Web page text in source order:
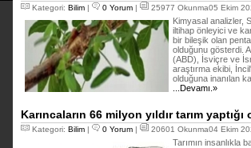
Kategori: Bilim | 0 Yorum | 25977 Okunma05 Ekim
Kimyasal analizler,
iltihap önleyici ve
bir bileşik olan
olduğunu gösterdi.
(ABD), İsviçre ve
araştırma ekibi,
olduğuna inanılan
...Devamı.»
Karıncaların 66 milyon yıldır tarım yaptığı
Kategori: Bilim | 0 Yorum | 20601 Okunma04 Ekim
Tarımın insanlıkla